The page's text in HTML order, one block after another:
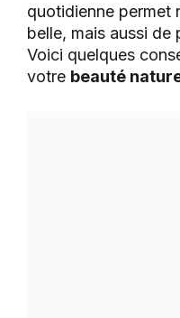
quotidienne permet
belle, mais aussi de
Voici quelques
votre beauté